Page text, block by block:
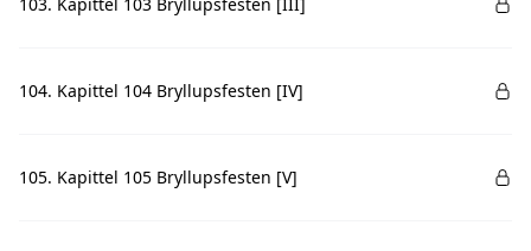
104. Kapittel 104 Bryllupsfesten [IV]
105. Kapittel 105 Bryllupsfesten [V]